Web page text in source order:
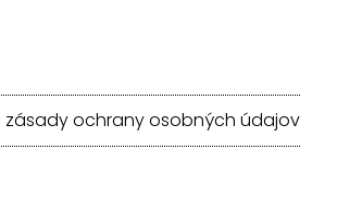
zásady ochrany osobných údajov